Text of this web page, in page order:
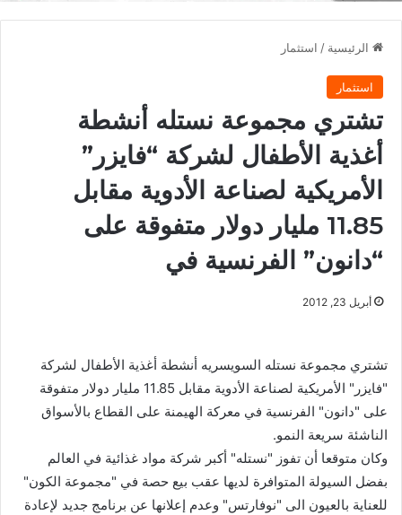
الرئيسية / استثمار
استثمار
تشتري مجموعة نستله أنشطة
أغذية الأطفال لشركة “فايزر”
الأمريكية لصناعة الأدوية مقابل
11.85 مليار دولار متفوقة على
“دانون” الفرنسية في
أبريل 23, 2012
تشتري مجموعة نستله السويسريه أنشطة أغذية الأطفال لشركة
"فايزر" الأمريكية لصناعة الأدوية مقابل 11.85 مليار دولار متفوقة
على "دانون" الفرنسية في معركة الهيمنة على القطاع بالأسواق
الناشئة سريعة النمو.
وكان متوقعا أن تفوز "نستله" أكبر شركة مواد غذائية في العالم
بفضل السيولة المتوافرة لديها عقب بيع حصة في "مجموعة الكون"
للعناية بالعيون الى "نوفارتس" وعدم إعلانها عن برنامج جديد لإعادة